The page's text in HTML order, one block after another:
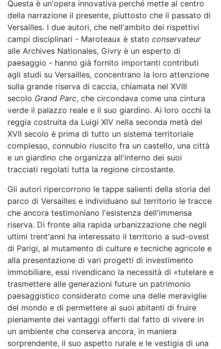
Questa è un'opera innovativa perché mette al centro
della narrazione il presente, piuttosto che il passato di
Versailles. I due autori, che nell'ambito dei rispettivi
campi disciplinari - Maroteaux è stato conservateur
alle Archives Nationales, Givry è un esperto di
paesaggio - hanno già fornito importanti contributi
agli studi su Versailles, concentrano la loro attenzione
sulla grande riserva di caccia, chiamata nel XVIII
secolo Grand Parc, che circondava come una cintura
verde il palazzo reale e il suo giardino. Ai loro occhi la
reggia costruita da Luigi XIV nella seconda metà del
XVII secolo è prima di tutto un sistema territoriale
complesso, connubio riuscito fra un castello, una città
e un giardino che organizza all'interno dei suoi
tracciati regolati tutta la regione circostante.
Gli autori ripercorrono le tappe salienti della storia del
parco di Versailles e individuano sul territorio le tracce
che ancora testimoniano l'esistenza dell'immensa
riserva. Di fronte alla rapida urbanizzazione che negli
ultimi trent'anni ha interessato il territorio a sud-ovest
di Parigi, al mutamento di culture e tecniche agricole e
alla presentazione di vari progetti di investimento
immobiliare, essi rivendicano la necessità di «tutelare e
trasmettere alle generazioni future un patrimonio
paesaggistico considerato come una delle meraviglie
del mondo e di permettere ai suoi abitanti di fruire
pienamente dei vantaggi offerti dal fatto di vivere in
un ambiente che conserva ancora, in maniera
sorprendente, il suo aspetto rurale e le vestigia di una